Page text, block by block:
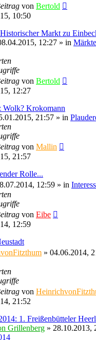
von Bertold
10:50
Markt zu
12:27 » in
von Bertold
12:27
Wolk? Krokomann
21:57 » in
von Mallin
21:57
Rolle...
12:59 » in
von Eibe
12:59
» 04.06.2014,
von
21:52
1. Freißenbütteler
Grillenberg » 28.10.2013,